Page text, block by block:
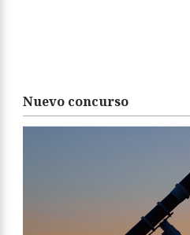
Nuevo concurso